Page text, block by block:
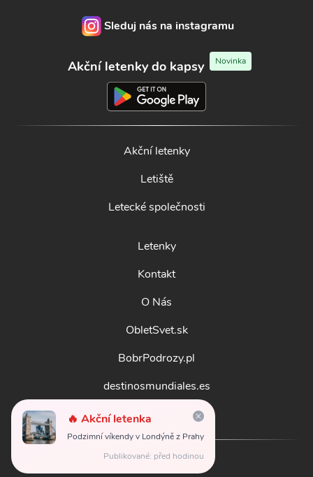
🔥 Akční letenka
Podzimní víkendy v Londýně z Prahy
Publikované: před hodinou
Sleduj nás na instagramu
Akční letenky do kapsy Novinka
Akční letenky
Letiště
Letecké společnosti
Letenky
Kontakt
O Nás
ObletSvet.sk
BobrPodrozy.pl
destinosmundiales.es
guidadestinazioni.it
© 2026 obletsvet.cz